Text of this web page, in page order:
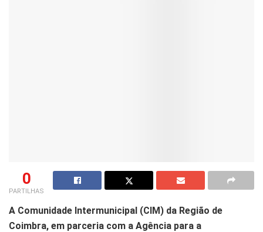
0
PARTILHAS
A Comunidade Intermunicipal (CIM) da Região de
Coimbra, em parceria com a Agência para a